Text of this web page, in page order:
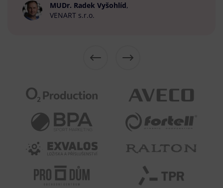
MUDr. Radek Vyšohlíd,
VENART s.r.o.